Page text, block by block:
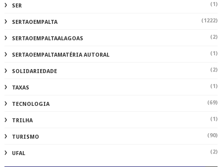
SER (1)
SERTAOEMPALTA (1222)
SERTAOEMPALTAALAGOAS (2)
SERTAOEMPALTAMATÉRIA AUTORAL (1)
SOLIDARIEDADE (2)
TAXAS (1)
TECNOLOGIA (69)
TRILHA (1)
TURISMO (90)
UFAL (2)